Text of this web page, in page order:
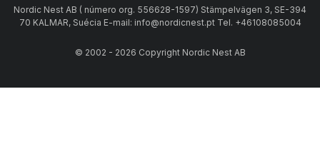
Nordic Nest AB ( número org. 556628-1597) Stämpelvägen 3, SE-394
70 KALMAR, Suécia E-mail: info@nordicnest.pt Tel. +46108085004
© 2002 - 2026 Copyright Nordic Nest AB